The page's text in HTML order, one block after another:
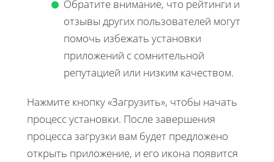
Обратите внимание, что рейтинги и
отзывы других пользователей могут
помочь избежать установки
приложений с сомнительной
репутацией или низким качеством.
Нажмите кнопку «Загрузить», чтобы начать
процесс установки. После завершения
процесса загрузки вам будет предложено
открыть приложение, и его икона появится